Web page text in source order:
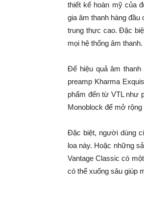
thiết kế hoàn mỹ của
gia âm thanh hàng
trung thực cao. Đặc
mọi hệ thống âm thanh.
Để hiệu quả âm
preamp Kharma
phẩm đến từ VTL như
Monoblock để mở
Đặc biệt, người dùng
loa này. Hoặc những
Vantage Classic có
có thể xuống sâu giúp